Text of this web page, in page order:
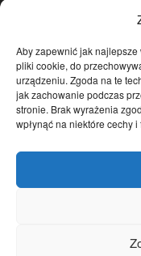
Aby zapewnić jak
pliki cookie, do
urządzeniu. Zgoda na te
jak zachowanie podczas
stronie. Brak wyrażenia
wpłynąć na niektóre cechy i
Temat dnia
Publicystyka
Polityka
Polska
Społeczeństwo